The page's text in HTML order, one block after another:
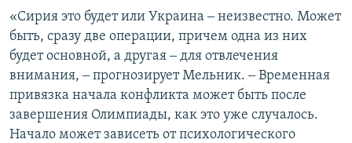
«Сирия это будет или Украина ‒ неизвестно. Может
быть, сразу две операции, причем одна из них
будет основной, а другая ‒ для отвлечения
внимания, ‒ прогнозирует Мельник. ‒ Временная
привязка начала конфликта может быть после
завершения Олимпиады, как это уже случалось.
Начало может зависеть от психологического